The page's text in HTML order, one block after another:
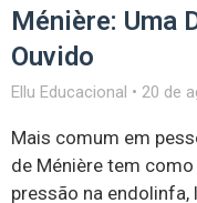
Ménière: Uma
Ouvido
Ellu Educacional 20 de
Mais comum em
de Ménière tem
pressão na